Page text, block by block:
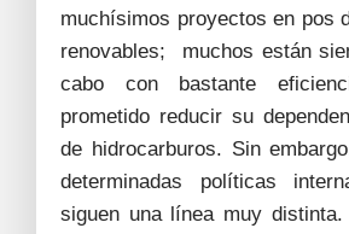
muchísimos proyectos en pos
renovables; muchos están
cabo con bastante
prometido reducir su
de hidrocarburos. Sin
determinadas políticas
siguen una línea muy